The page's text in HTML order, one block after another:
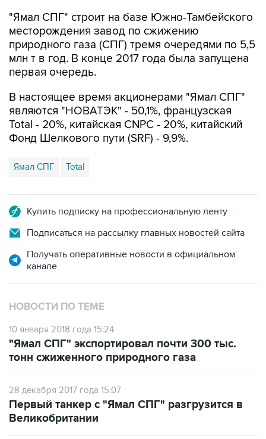
"Ямал СПГ" строит на базе Южно-Тамбейского
месторождения завод по сжижению
природного газа (СПГ) тремя очередями по 5,5
млн т в год. В конце 2017 года была запущена
первая очередь.
В настоящее время акционерами "Ямал СПГ"
являются "НОВАТЭК" - 50,1%, французская
Total - 20%, китайская CNPC - 20%, китайский
Фонд Шелкового пути (SRF) - 9,9%.
Ямал СПГ Total
Купить подписку на профессиональную ленту
Подписаться на рассылку главных новостей сайта
Получать оперативные новости в официальном
канале
НОВОСТИ ПО ТЕМЕ
10 января 2018 года 15:24
"Ямал СПГ" экспортировал почти 300 тыс.
тонн сжиженного природного газа
28 декабря 2017 года 15:07
Первый танкер с "Ямал СПГ" разгрузится в
Великобритании